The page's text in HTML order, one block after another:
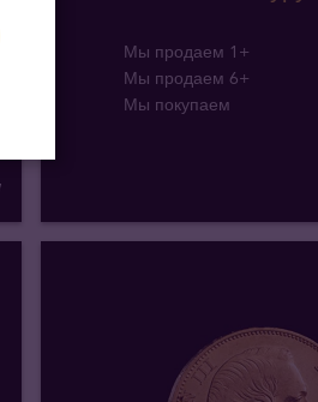
Мы продаем 1+
Мы продаем 6+
Мы покупаем